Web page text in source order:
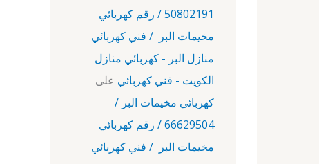
50802191 / رقم كهربائي
مخيمات البر / فني كهربائي
منازل البر - كهربائي منازل
الكويت - فني كهربائي على
كهربائي مخيمات البر /
66629504 / رقم كهربائي
مخيمات البر / فني كهربائي